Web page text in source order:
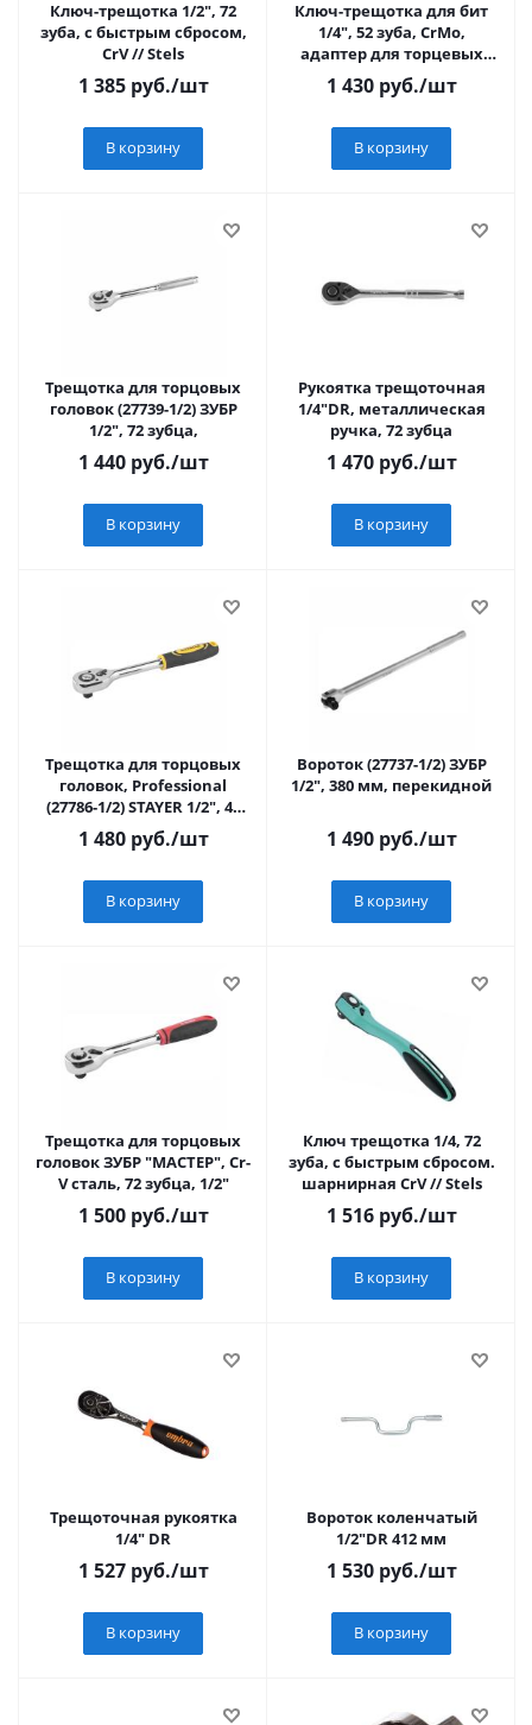
Ключ-трещотка 1/2", 72
зуба, с быстрым сбросом,
CrV // Stels
1 385руб./шт
В корзину
Ключ-трещотка для бит
1/4", 52 зуба, CrMo,
адаптер для торцевых
головок// Denzel
1 430руб./шт
В корзину
Трещотка для торцовых
головок (27739-1/2) ЗУБР
1/2", 72 зубца,
1 440руб./шт
В корзину
Рукоятка трещоточная
1/4"DR, металлическая
ручка, 72 зубца
1 470руб./шт
В корзину
Трещотка для торцовых
головок, Professional
(27786-1/2) STAYER 1/2", 45
зубцов,
1 480руб./шт
В корзину
Вороток (27737-1/2) ЗУБР
1/2", 380 мм, перекидной
1 490руб./шт
В корзину
Трещотка для торцовых
головок ЗУБР "МАСТЕР", Сr-
V сталь, 72 зубца, 1/2"
1 500руб./шт
В корзину
Ключ трещотка 1/4, 72
зуба, с быстрым сбросом.
шарнирная СrV // Stels
1 516руб./шт
В корзину
Трещоточная рукоятка
1/4" DR
1 527руб./шт
В корзину
Вороток коленчатый
1/2"DR 412 мм
1 530руб./шт
В корзину